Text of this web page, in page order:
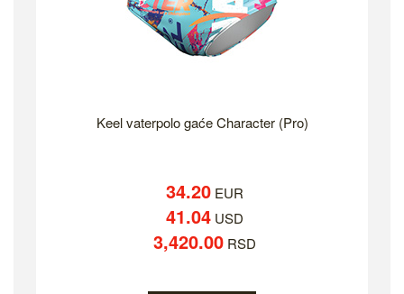
Keel vaterpolo gaće Character (Pro)
34.20EUR
41.04USD
3,420.00RSD